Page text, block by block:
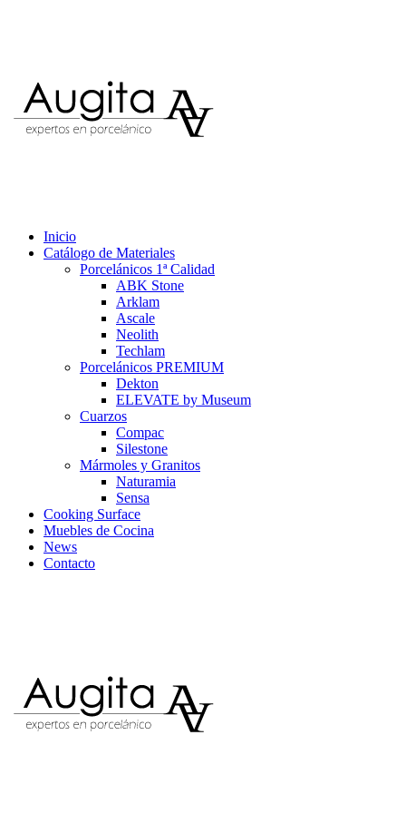
Inicio
Catálogo de Materiales
Porcelánicos 1ª Calidad
ABK Stone
Arklam
Ascale
Neolith
Techlam
Porcelánicos PREMIUM
Dekton
ELEVATE by Museum
Cuarzos
Compac
Silestone
Mármoles y Granitos
Naturamia
Sensa
Cooking Surface
Muebles de Cocina
News
Contacto